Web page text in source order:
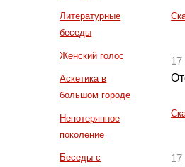
Литературные
беседы
Женский голос
Аскетика в
большом городе
Непотерянное
поколение
Беседы с
17
17